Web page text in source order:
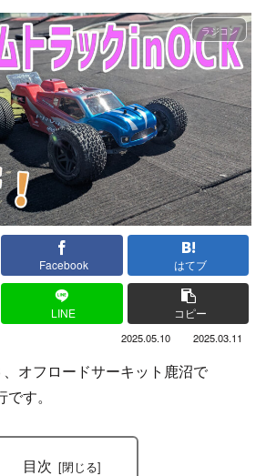
ラジコン
Facebook はてブ
LINE コピー
2025.05.10 2025.03.11
オフロードサーキット鹿沼で
す。
目次